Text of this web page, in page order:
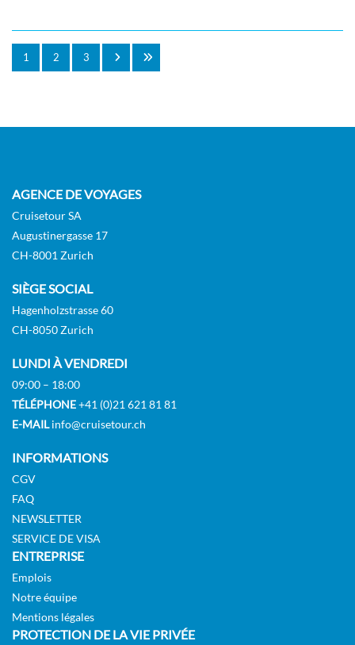
1 2 3
AGENCE DE VOYAGES
Cruisetour SA
Augustinergasse 17
CH-8001 Zurich
SIÈGE SOCIAL
Hagenholzstrasse 60
CH-8050 Zurich
LUNDI À VENDREDI
09:00 – 18:00
TÉLÉPHONE+41 (0)21 621 81 81
E-MAILinfo@cruisetour.ch
INFORMATIONS
CGV
FAQ
NEWSLETTER
SERVICE DE VISA
ENTREPRISE
Emplois
Notre équipe
Mentions légales
PROTECTION DE LA VIE PRIVÉE